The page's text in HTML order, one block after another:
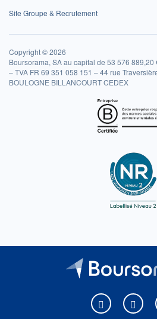
Site Groupe & Recrutement
Copyright © 2026
Boursorama, SA au capital de 53 576
– TVA FR 69 351 058 151 – 44 rue
BOULOGNE BILLANCOURT CEDEX